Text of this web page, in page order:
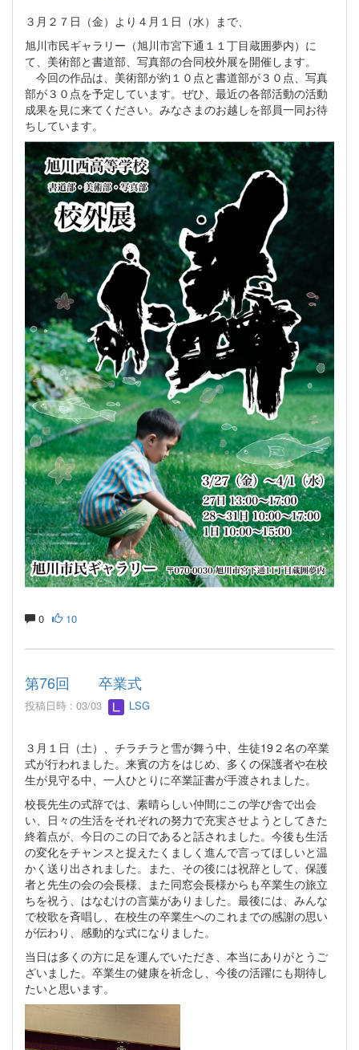
３月２７日（金）より４月１日（水）まで、
旭川市民ギャラリー（旭川市宮下通１１丁目蔵囲夢内）に
て、美術部と書道部、写真部の合同校外展を開催します。
今回の作品は、美術部が約１０点と書道部が３０点、写真
部が３０点を予定しています。ぜひ、最近の各部活動の活動
成果を見に来てください。みなさまのお越しを部員一同お待
ちしています。
0 10
第76回 卒業式
投稿日時 : 03/03 LSG
３月１日（土）、チラチラと雪が舞う中、生徒19２名の卒業
式が行われました。来賓の方をはじめ、多くの保護者や在校
生が見守る中、一人ひとりに卒業証書が手渡されました。
校長先生の式辞では、素晴らしい仲間にこの学び舎で出会
い、日々の生活をそれぞれの努力で充実させようとしてきた
終着点が、今日のこの日であると話されました。今後も生活
の変化をチャンスと捉えたくましく進んで言ってほしいと温
かく送り出されました。また、その後には祝辞として、保護
者と先生の会の会長様、また同窓会長様からも卒業生の旅立
ちを祝う、はなむけの言葉がありました。最後には、みんな
で校歌を斉唱し、在校生の卒業生へのこれまでの感謝の思い
が伝わり、感動的な式になりました。
当日は多くの方に足を運んでいただき、本当にありがとうご
ざいました。卒業生の健康を祈念し、今後の活躍にも期待し
たいと思います。